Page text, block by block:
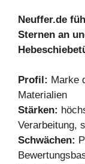
Neuffer.de
Sternen an
Profil: Marke
Materialien
Stärken:
Verarbeitung,
Schwächen: